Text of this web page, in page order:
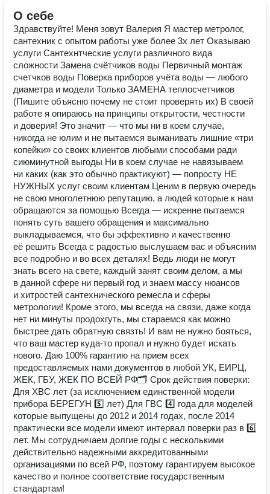
О себе
Здравствуйте! Меня зовут Валерия Я мастер метролог,
сантехник с опытом работы уже более 3х лет Оказываю
услуги Сантехнтческие услуги различного вида
сложности Замена счётчиков воды Первичный монтаж
счетчков воды Поверка приборов учёта воды — любого
диаметра и модели Только ЗАМЕНА теплосчетчиков
(Пишите объясню почему не стоит проверять их) В своей
работе я опираюсь на принципы открытости, честности
и доверия! Это значит — что мы ни в коем случае,
никогда не юлим и не пытаемся выманивать лишние «три
копейки» со своих клиентов любыми способами ради
сиюминутной выгоды Ни в коем случае не навязываем
ни каких (как это обычно практикуют) — попросту НЕ
НУЖНЫХ услуг своим клиентам Ценим в первую очередь
не свою многолетнюю репутацию, а людей которые к нам
обращаются за помощью Всегда — искренне пытаемся
понять суть вашего обращения и максимально
выкладываемся, что бы эффективно и качественно
её решить Всегда с радостью выслушаем вас и объясним
все подробно и во всех деталях! Ведь люди не могут
знать всего на свете, каждый занят своим делом, а мы
в данной сфере ни первый год и знаем массу нюансов
и хитростей сантехнического ремесла и сферы
метрологии! Кроме этого, мы всегда на связи, даже когда
нет ни минуты продохгуть, мы стараемся как можно
быстрее дать обратную связть! И вам не нужно бояться,
что ваш мастер куда-то пропал и нужно будет искать
нового. Даю 100% гарантию на прием всех
предоставляемых нами документов в любой УК, ЕИРЦ,
ЖЕК, ГБУ, ЖЕК ПО ВСЕЙ РФ🗂 Срок действия поверки:
Для ХВС лет (за исключением единственной модели
прибора БЕРЕГУН 5⃣ лет) Для ГВС 4⃣ года для моделей
которые выпущены до 2012 и 2014 годах, после 2014
практически все модели имеют интервал поверки раз в 6⃣
лет. Мы сотрудничаем долгие годы с несколькими
действительно надежными аккредитованными
организациями по всей РФ, поэтому гарантируем высокое
качество и полное соответствие государственным
стандартам!